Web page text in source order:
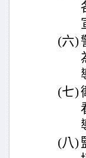
(六)
(七)
(八)